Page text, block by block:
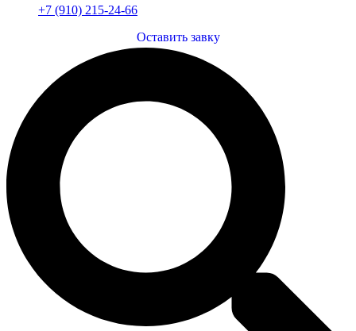
+7 (910) 215-24-66
Оставить завку